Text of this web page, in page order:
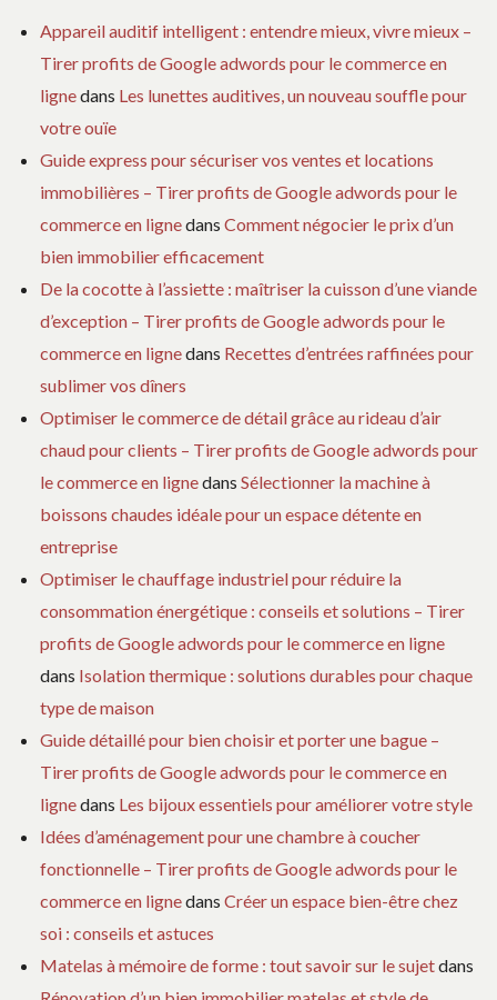
Appareil auditif intelligent : entendre mieux, vivre mieux –
Tirer profits de Google adwords pour le commerce en
lignedans Les lunettes auditives, un nouveau souffle pour
votre ouïe
Guide express pour sécuriser vos ventes et locations
immobilières – Tirer profits de Google adwords pour le
commerce en lignedans Comment négocier le prix d’un
bien immobilier efficacement
De la cocotte à l’assiette : maîtriser la cuisson d’une viande
d’exception – Tirer profits de Google adwords pour le
commerce en lignedans Recettes d’entrées raffinées pour
sublimer vos dîners
Optimiser le commerce de détail grâce au rideau d’air
chaud pour clients – Tirer profits de Google adwords pour
le commerce en lignedans Sélectionner la machine à
boissons chaudes idéale pour un espace détente en
entreprise
Optimiser le chauffage industriel pour réduire la
consommation énergétique : conseils et solutions – Tirer
profits de Google adwords pour le commerce en ligne
dans Isolation thermique : solutions durables pour chaque
type de maison
Guide détaillé pour bien choisir et porter une bague –
Tirer profits de Google adwords pour le commerce en
lignedans Les bijoux essentiels pour améliorer votre style
Idées d’aménagement pour une chambre à coucher
fonctionnelle – Tirer profits de Google adwords pour le
commerce en lignedans Créer un espace bien-être chez
soi : conseils et astuces
Matelas à mémoire de forme : tout savoir sur le sujetdans